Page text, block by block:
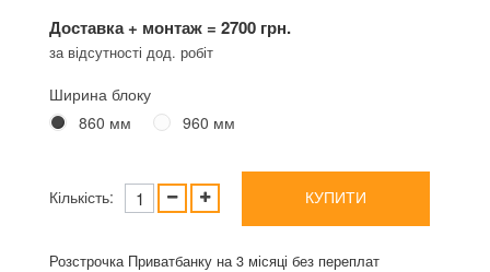
Доставка + монтаж = 2700 грн.
за відсутності дод. робіт
Ширина блоку
860 мм
960 мм
Кількість: КУПИТИ
Розстрочка Приватбанку на 3 місяці без переплат